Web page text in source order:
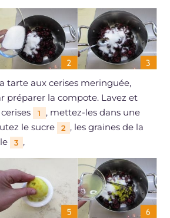
tarte aux cerises meringuée,
préparer la compote. Lavez et
1
, mettez-les dans une
le sucre
2 , les graines de la
3 ,